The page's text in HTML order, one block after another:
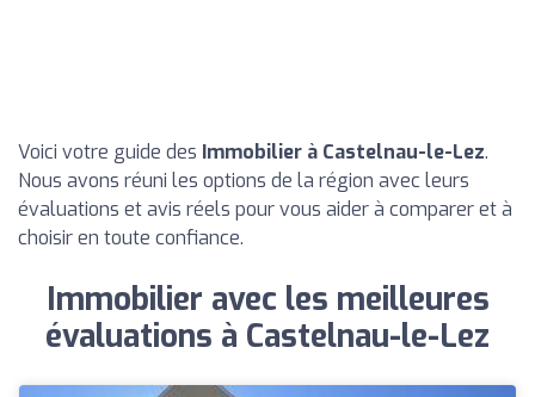
Voici votre guide des Immobilier à Castelnau-le-Lez.
Nous avons réuni les options de la région avec leurs
évaluations et avis réels pour vous aider à comparer et à
choisir en toute confiance.
Immobilier avec les meilleures
évaluations à Castelnau-le-Lez